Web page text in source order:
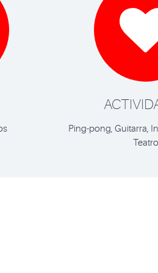
Ping-pong, Guitarra,
Teatro